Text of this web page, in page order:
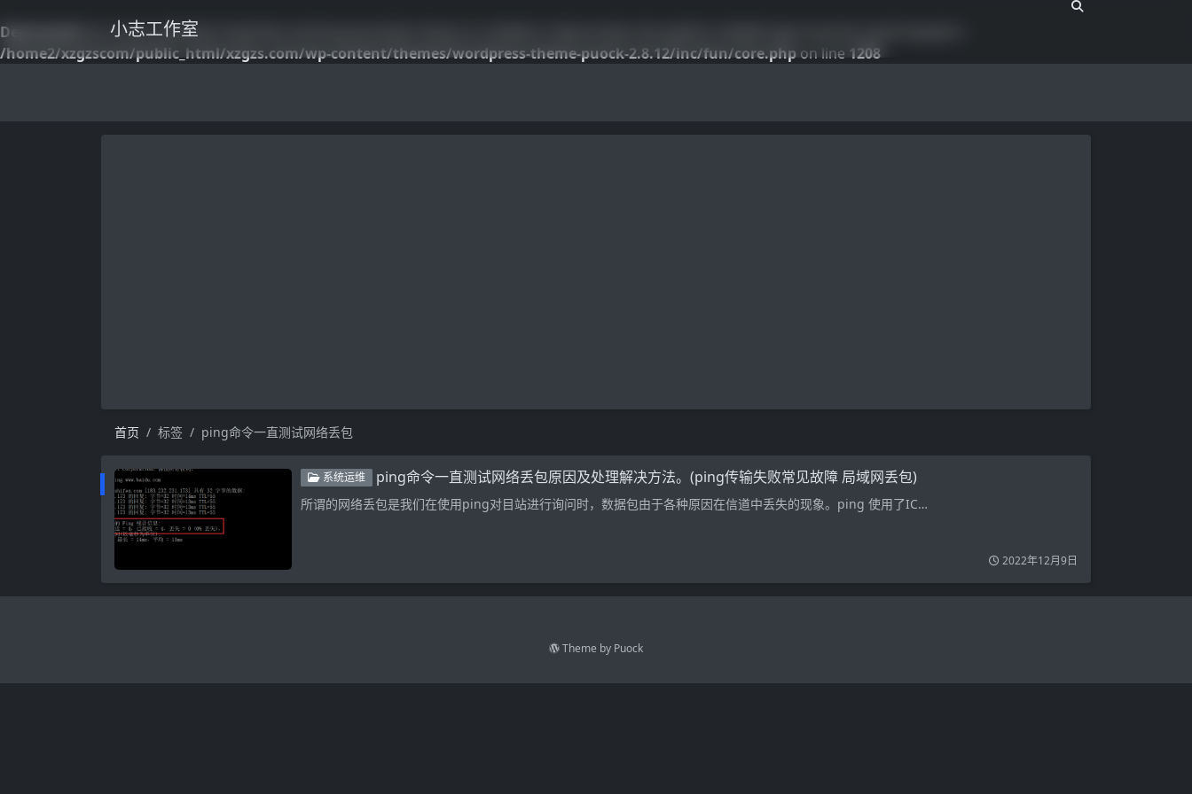
Deprecated
: pk_vd_gt_validate(): Implicitly marking parameter $args as nullable is deprecated, the explicit nullable type must be used instead in
/home2/xzgzscom/public_html/xzgzs.com/wp-content/themes/wordpress-theme-puock-2.8.12/inc/fun/core.phpon line 1208
小志工作室
首页 标签 ping命令一直测试网络丢包
系统运维 ping命令一直测试网络丢包原因及处理解决方法。(ping传输失败常见故障 局域网丢包)
所谓的网络丢包是我们在使用ping对目站进行询问时，数据包由于各种原因在信道中丢失的现象。ping 使用了IC…
2022年12月9日
Theme by Puock